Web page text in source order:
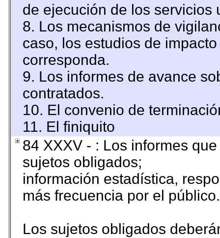
de ejecución de los servicios
8. Los mecanismos de
caso, los estudios de
corresponda.
9. Los informes de avance
contratados.
10. El convenio de
11. El finiquito
84 XXXV - : Los informes
sujetos obligados;
información estadística,
más frecuencia por el público.
Los sujetos obligados